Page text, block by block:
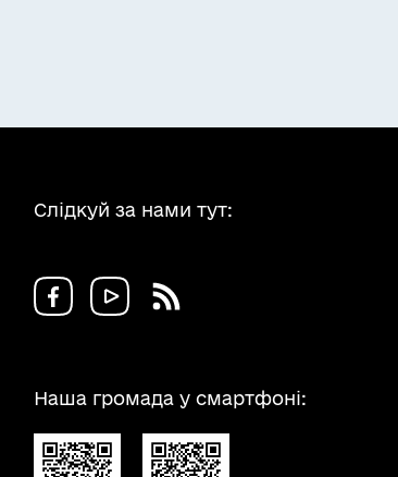
Слідкуй за нами тут:
Наша громада у смартфоні: